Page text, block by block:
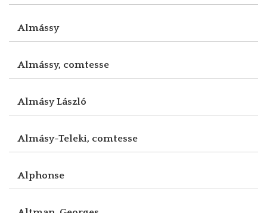
Almássy
Almássy, comtesse
Almásy László
Almásy-Teleki, comtesse
Alphonse